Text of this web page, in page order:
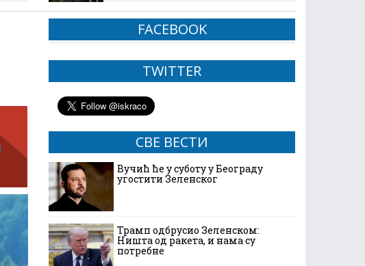
FACEBOOK
TWITTER
СВЕ ВЕСТИ
Вучић ће у суботу у Београду
угостити Зеленског
Трамп одбрусио Зеленском:
Ништа од ракета, и нама су
потребне